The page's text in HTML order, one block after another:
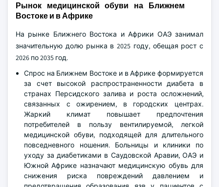
Рынок медицинской обуви на Ближнем
Востоке и в Африке
На рынке Ближнего Востока и Африки ОАЭ занимал
значительную долю рынка в 2025 году, обещая рост с
2026 по 2035 год.
Спрос на Ближнем Востоке и в Африке формируется
за счет высокой распространенности диабета в
странах Персидского залива и роста осложнений,
связанных с ожирением, в городских центрах.
Жаркий климат повышает предпочтения
потребителей в пользу вентилируемой, легкой
медицинской обуви, подходящей для длительного
повседневного ношения. Больницы и клиники по
уходу за диабетиками в Саудовской Аравии, ОАЭ и
Южной Африке назначают медицинскую обувь для
снижения риска повреждений давлением и